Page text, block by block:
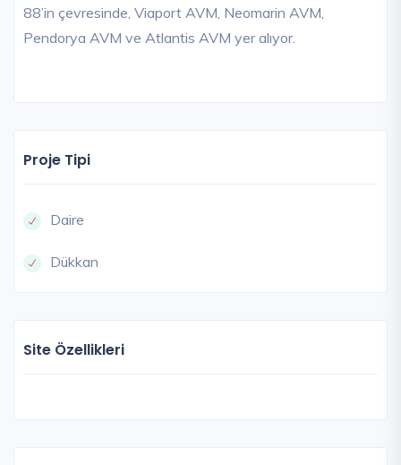
88’in çevresinde, Viaport AVM, Neomarin AVM,
Pendorya AVM ve Atlantis AVM yer alıyor.
Proje Tipi
Daire
Dükkan
Site Özellikleri